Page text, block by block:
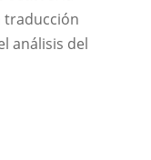
traducción
análisis del